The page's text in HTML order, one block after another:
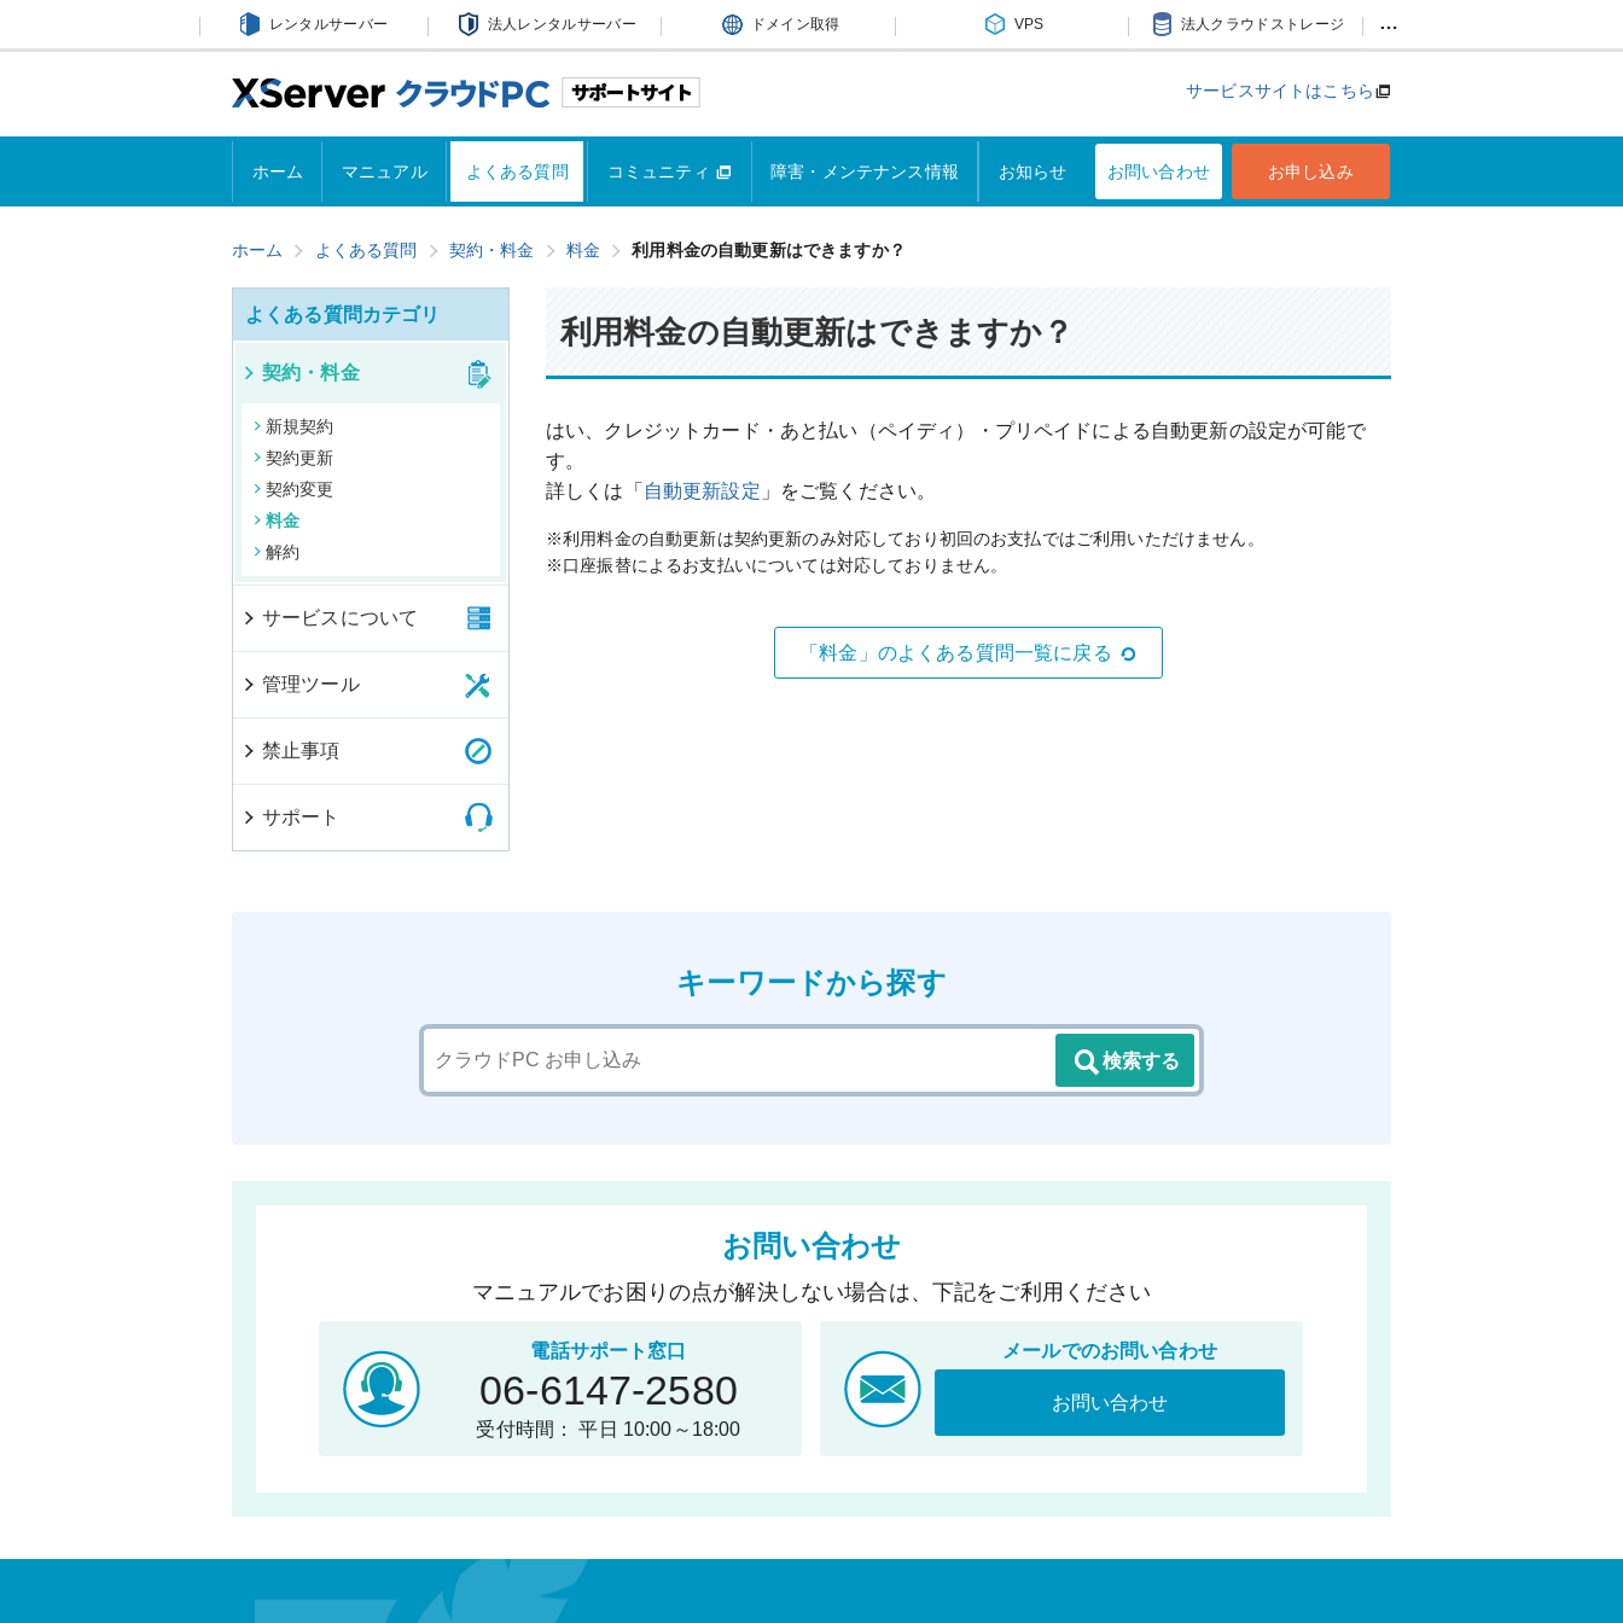
レンタルサーバー 法人レンタルサーバー ドメイン取得 VPS 法人クラウドストレージ …
サービスサイトはこちら
ホーム マニュアル よくある質問 コミュニティ 障害・メンテナンス情報 お知らせ お問い合わせ お申し込み
ホーム よくある質問 契約・料金 料金 利用料金の自動更新はできますか？
利用料金の自動更新はできますか？
はい、クレジットカード・あと払い（ペイディ）・プリペイドによる自動更新の設定が可能で
す。
詳しくは「 自動更新設定 」をご覧ください。
※利用料金の自動更新は契約更新のみ対応しており初回のお支払ではご利用いただけません。
※口座振替によるお支払いについては対応しておりません。
「料金」のよくある質問一覧に戻る
よくある質問カテゴリ
契約・料金
新規契約
契約更新
契約変更
料金
解約
サービスについて
管理ツール
禁止事項
サポート
キーワードから探す
検索する
お問い合わせ
マニュアルでお困りの点が解決しない場合は、下記をご利用ください
電話サポート窓口
06-6147-2580
受付時間： 平日 10:00～18:00
メールでのお問い合わせ
お問い合わせ